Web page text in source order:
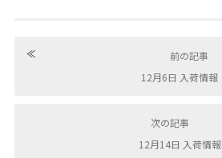
≪
前の記事
12月6日 入荷情報
次の記事
12月14日 入荷情報